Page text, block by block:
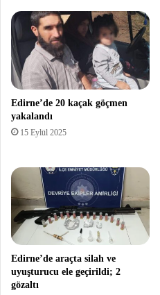
Edirne’de 20 kaçak göçmen
yakalandı
15 Eylül 2025
Edirne’de araçta silah ve
uyuşturucu ele geçirildi; 2
gözaltı